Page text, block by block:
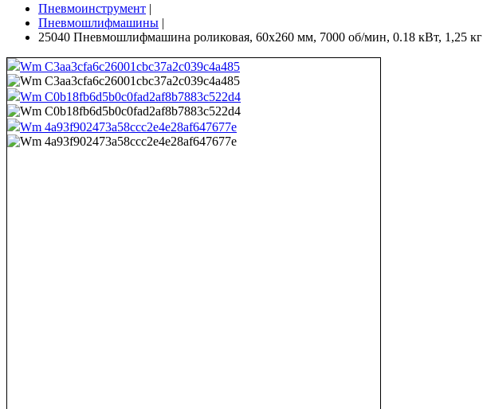
Пневмоинструмент |
Пневмошлифмашины |
25040 Пневмошлифмашина роликовая, 60х260 мм, 7000 об/мин, 0.18 кВт, 1,25 кг
Wm C3aa3cfa6c26001cbc37a2c039c4a485
Wm C0b18fb6d5b0c0fad2af8b7883c522d4
Wm 4a93f902473a58ccc2e4e28af647677e